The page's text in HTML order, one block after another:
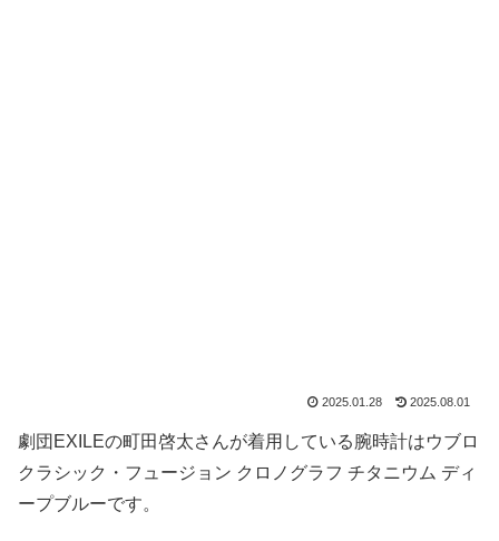
2025.01.28 2025.08.01
劇団EXILEの町田啓太さんが着用している腕時計はウブロ
クラシック・フュージョン クロノグラフ チタニウム ディ
ープブルーです。